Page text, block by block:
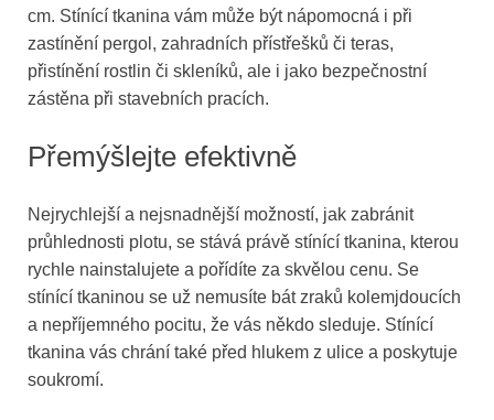
cm. Stínící tkanina vám může být nápomocná i při
zastínění pergol, zahradních přístřešků či teras,
přistínění rostlin či skleníků, ale i jako bezpečnostní
zástěna při stavebních pracích.
Přemýšlejte efektivně
Nejrychlejší a nejsnadnější možností, jak zabránit
průhlednosti plotu, se stává právě stínící tkanina, kterou
rychle nainstalujete a pořídíte za skvělou cenu. Se
stínící tkaninou se už nemusíte bát zraků kolemjdoucích
a nepříjemného pocitu, že vás někdo sleduje. Stínící
tkanina vás chrání také před hlukem z ulice a poskytuje
soukromí.